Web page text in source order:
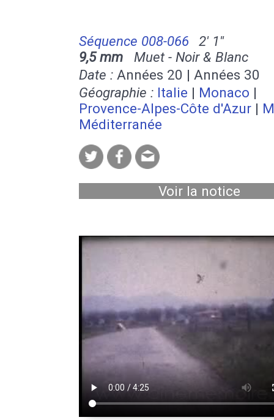
Séquence 008-066
2' 1''
9,5 mm Muet - Noir & Blanc
Date : Années 20 | Années 30
Géographie : Italie | Monaco |
Provence-Alpes-Côte d'Azur |
Méditerranée
Voir la notice